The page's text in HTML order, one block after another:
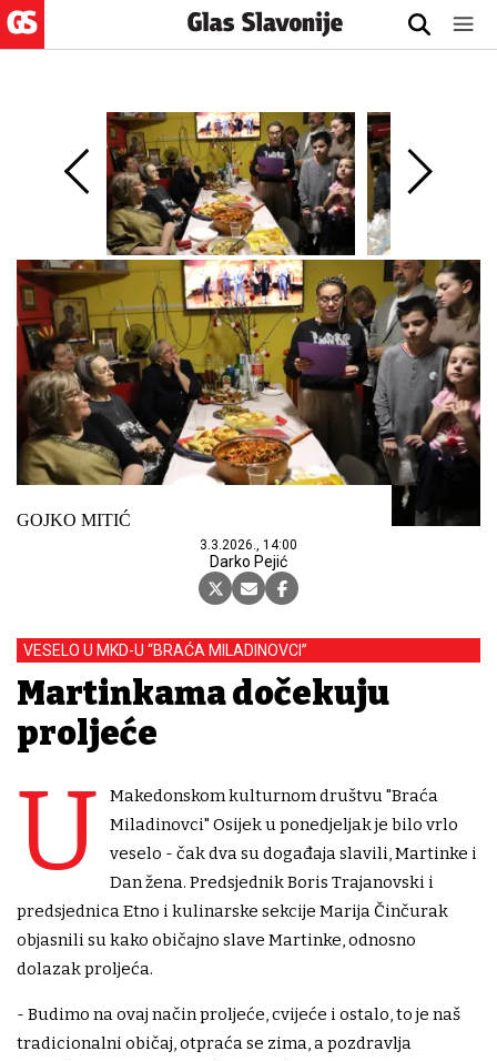
GOJKO MITIĆ
3.3.2026., 14:00
Darko Pejić
VESELO U MKD-U “BRAĆA MILADINOVCI”
Martinkama dočekuju
proljeće
U
Makedonskom kulturnom društvu "Braća
Miladinovci" Osijek u ponedjeljak je bilo vrlo
veselo - čak dva su događaja slavili, Martinke i
Dan žena. Predsjednik Boris Trajanovski i
predsjednica Etno i kulinarske sekcije Marija Činčurak
objasnili su kako običajno slave Martinke, odnosno
dolazak proljeća.
- Budimo na ovaj način proljeće, cvijeće i ostalo, to je naš
tradicionalni običaj, otpraća se zima, a pozdravlja